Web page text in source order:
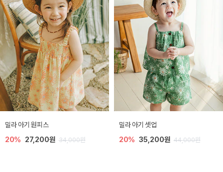
밀라 아기 원피스
20% 27,200원 34,000원
밀라 아기 셋업
20% 35,200원 44,000원